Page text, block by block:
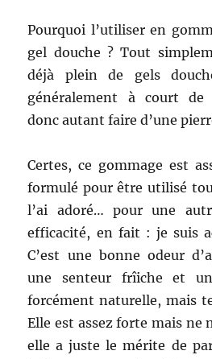
Pourquoi l’utiliser en
gel douche ? Tout
déjà plein de gels
généralement à court de
donc autant faire d’une
Certes, ce gommage est
formulé pour être utilisé
l’ai adoré… pour une
efficacité, en fait : je suis
C’est une bonne odeur
une senteur frîiche et
forcément naturelle, mais
Elle est assez forte mais ne
elle a juste le mérite de